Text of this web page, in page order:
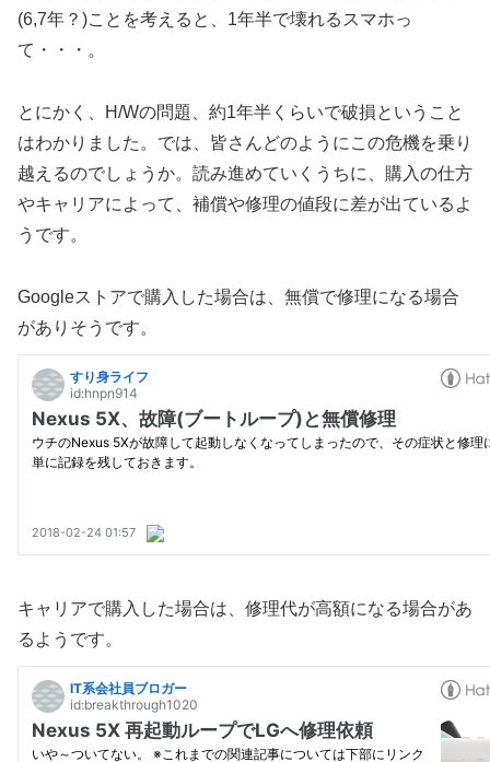
(6,7年？)ことを考えると、1年半で壊れるスマホっ
て・・・。
とにかく、H/Wの問題、約1年半くらいで破損ということ
はわかりました。では、皆さんどのようにこの危機を乗り
越えるのでしょうか。読み進めていくうちに、購入の仕方
やキャリアによって、補償や修理の値段に差が出ているよ
うです。
Googleストアで購入した場合は、無償で修理になる場合
がありそうです。
キャリアで購入した場合は、修理代が高額になる場合があ
るようです。